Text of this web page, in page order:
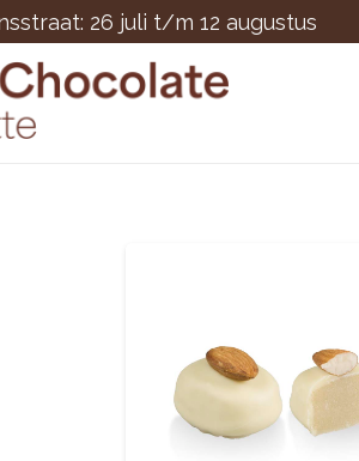
26 juli t/m 12 augustus